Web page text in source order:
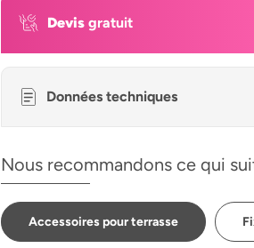
Devis gratuit
Données techniques
Nous recommandons ce qui
Accessoires pour terrasse